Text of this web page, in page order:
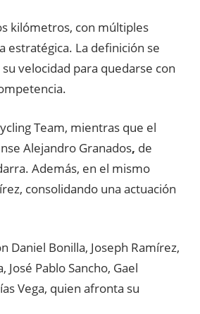
kilómetros, con múltiples
estratégica. La definición se
velocidad para quedarse con
Team, mientras que el
Alejandro Granados, de
Además, en el mismo
consolidando una actuación
Daniel Bonilla, Joseph Ramírez,
Pablo Sancho, Gael
Vega, quien afronta su